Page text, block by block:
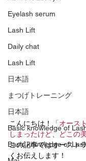
Eyelash serum
Lash Lift
Daily chat
Lash Lift
日本語
まつげトレーニング
日本語
Basic knowledge of
Basic knowledge of
こんにちは！ 「オース
しまったけど、どこの
この記事ではオースト
くお伝えします！